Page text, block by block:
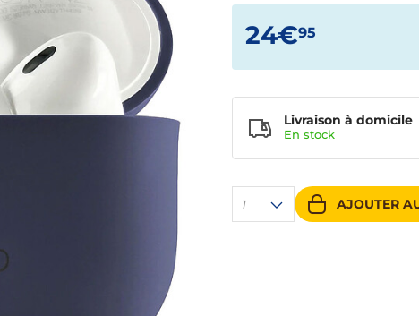
24€95
1 AJOUTER
Livraison à domicile
En stock